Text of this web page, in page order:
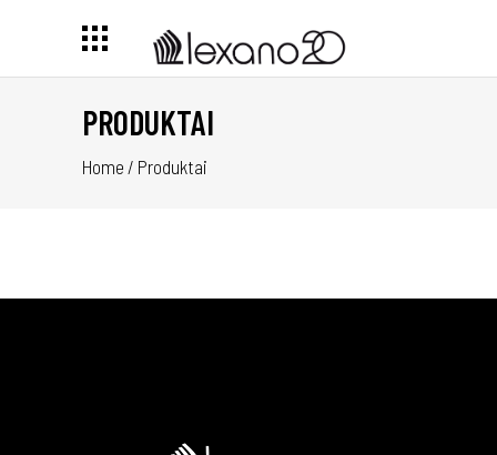
PRODUKTAI
Home / Produktai